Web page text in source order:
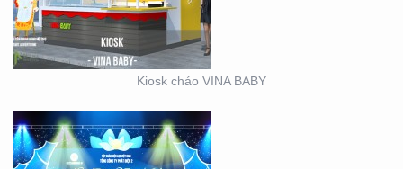
Kiosk cháo VINA BABY